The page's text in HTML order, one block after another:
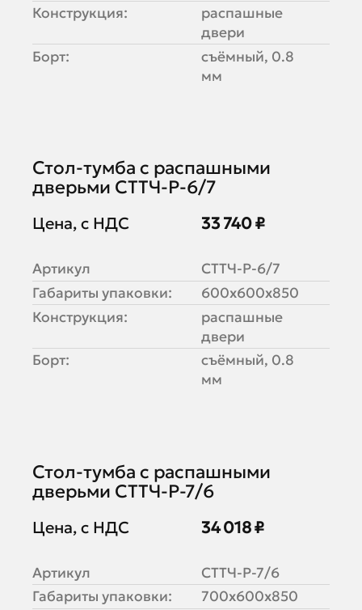
Конструкция:
распашные
двери
Борт:
съёмный, 0.8
мм
Стол-тумба с распашными
дверьми СТТЧ-Р-6/7
Цена, с НДС 33 740 ₽
Артикул
СТТЧ-Р-6/7
Габариты упаковки:
600х600х850
Конструкция:
распашные
двери
Борт:
съёмный, 0.8
мм
Стол-тумба с распашными
дверьми СТТЧ-Р-7/6
Цена, с НДС 34 018 ₽
Артикул
СТТЧ-Р-7/6
Габариты упаковки:
700х600х850